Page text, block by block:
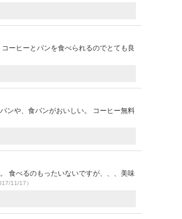
ーヒーとパンを食べられるのでとても良
ンや、食パンがおいしい。 コーヒー無料
食べるのもったいないですが、、、美味
11/17）